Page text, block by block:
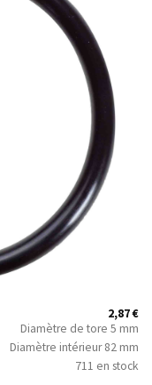
2,87€
Diamètre de tore 5 mm
Diamètre intérieur 82 mm
711 en stock